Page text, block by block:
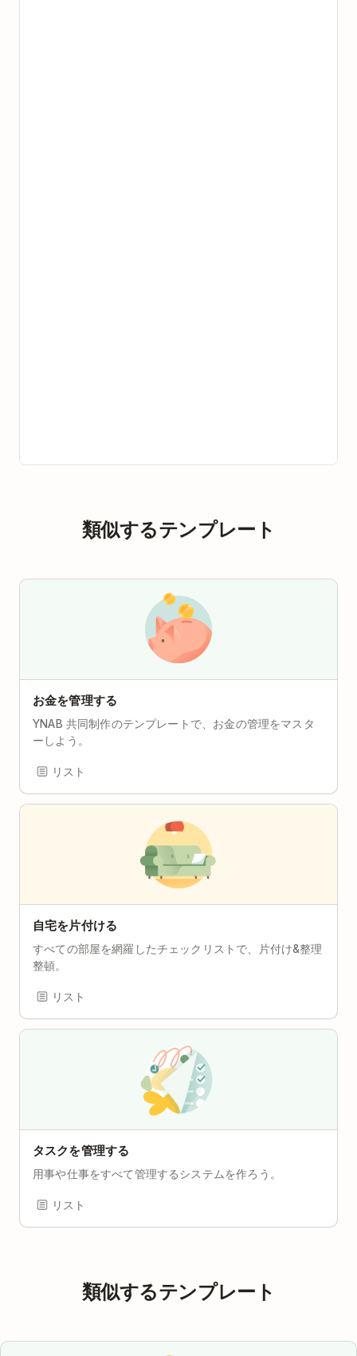
類似するテンプレート
お金を管理する
YNAB 共同制作のテンプレートで、お金の管理をマスタ
ーしよう。
リスト
自宅を片付ける
すべての部屋を網羅したチェックリストで、片付け&整理
整頓。
リスト
タスクを管理する
用事や仕事をすべて管理するシステムを作ろう。
リスト
類似するテンプレート